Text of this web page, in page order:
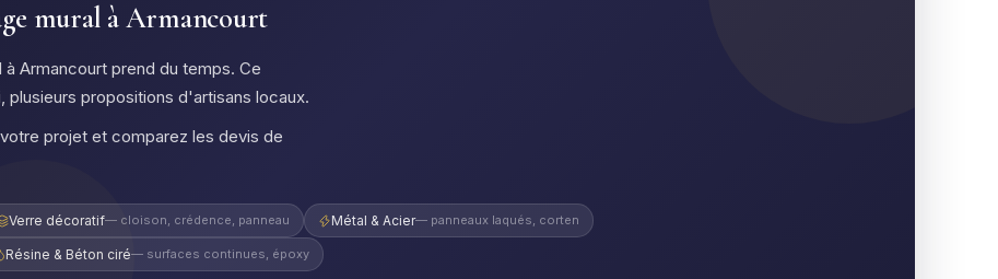
mural à Armancourt
à Armancourt prend du temps. Ce
plusieurs propositions d'artisans locaux.
projet et comparez les devis de
Verre décoratif— cloison, crédence, panneau Métal & Acier— panneaux laqués, corten
Résine & Béton ciré— surfaces continues, époxy